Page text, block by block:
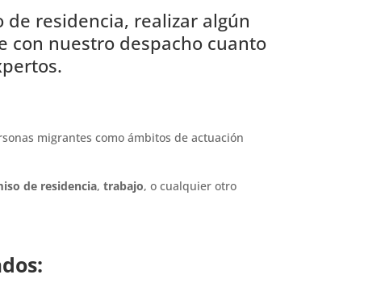
residencia, realizar algún
con nuestro despacho cuanto
migrantes como ámbitos de actuación
de residencia,trabajo, o cualquier otro